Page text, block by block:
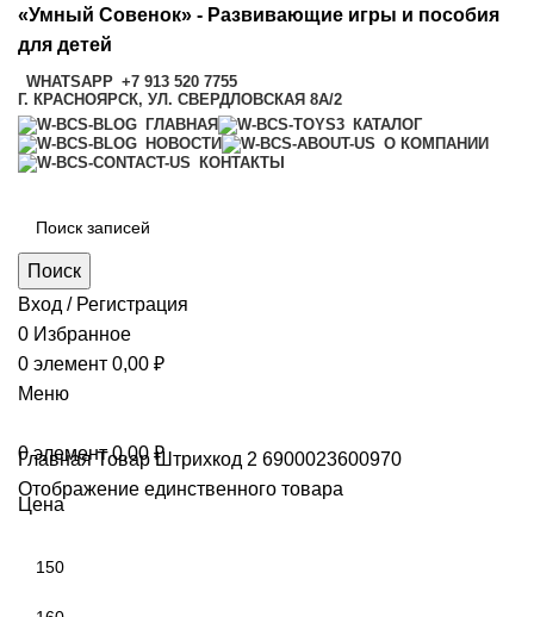
«Умный Совенок» - Развивающие игры и пособия
для детей
WHATSAPP +7 913 520 7755
Г. КРАСНОЯРСК, УЛ. СВЕРДЛОВСКАЯ 8А/2
ГЛАВНАЯ
КАТАЛОГ
НОВОСТИ
О КОМПАНИИ
КОНТАКТЫ
Поиск
Вход / Регистрация
0 Избранное
0 элемент 0,00 ₽
Меню
0элемент 0,00 ₽
ГлавнаяТовар Штрихкод 2 6900023600970
Отображение единственного товара
Цена